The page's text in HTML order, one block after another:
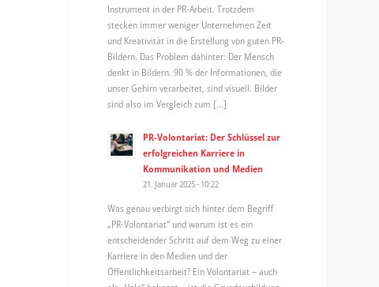
Instrument in der PR-Arbeit. Trotzdem
stecken immer weniger Unternehmen Zeit
und Kreativität in die Erstellung von guten PR-
Bildern. Das Problem dahinter: Der Mensch
denkt in Bildern. 90 % der Informationen, die
unser Gehirn verarbeitet, sind visuell. Bilder
sind also im Vergleich zum […]
PR-Volontariat: Der Schlüssel zur
erfolgreichen Karriere in
Kommunikation und Medien
21. Januar 2025 - 10:22
Was genau verbirgt sich hinter dem Begriff
„PR-Volontariat“ und warum ist es ein
entscheidender Schritt auf dem Weg zu einer
Karriere in den Medien und der
Öffentlichkeitsarbeit? Ein Volontariat – auch